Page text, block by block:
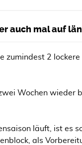
auch mal auf
zumindest 2
Wochen wieder
läuft, ist es
als